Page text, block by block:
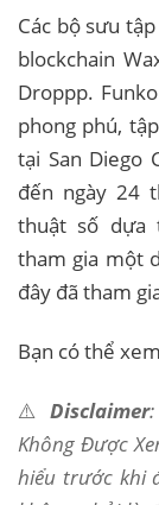
Các bộ sưu
blockchain
Droppp.
phong phú,
tại San Diego
đến ngày 24
thuật số dựa
tham gia một
đây đã tham
Bạn có thể
⚠️Disclaimer
Không Được
hiểu trước khi